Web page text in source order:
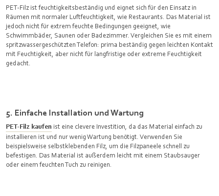
PET-Filz ist feuchtigkeitsbeständig und eignet sich für den Einsatz in
Räumen mit normaler Luftfeuchtigkeit, wie Restaurants. Das Material ist
jedoch nicht für extrem feuchte Bedingungen geeignet, wie
Schwimmbäder, Saunen oder Badezimmer. Vergleichen Sie es mit einem
spritzwassergeschützten Telefon: prima beständig gegen leichten Kontakt
mit Feuchtigkeit, aber nicht für langfristige oder extreme Feuchtigkeit
gedacht.
5. Einfache Installation und Wartung
PET-Filz kaufen ist eine clevere Investition, da das Material einfach zu
installieren ist und nur wenig Wartung benötigt. Verwenden Sie
beispielsweise selbstklebenden Filz, um die Filzpaneele schnell zu
befestigen. Das Material ist außerdem leicht mit einem Staubsauger
oder einem feuchten Tuch zu reinigen.